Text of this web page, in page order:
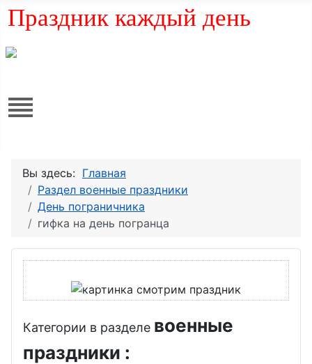
Праздник каждый день
Вы здесь: Главная
Раздел военные праздники
День пограничника
гифка на день погранца
Категории в разделе военные
праздники :